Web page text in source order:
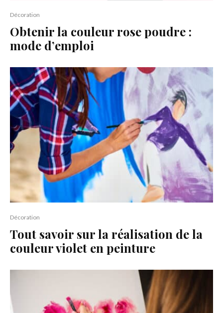
Décoration
Obtenir la couleur rose poudre :
mode d’emploi
Décoration
Tout savoir sur la réalisation de la
couleur violet en peinture